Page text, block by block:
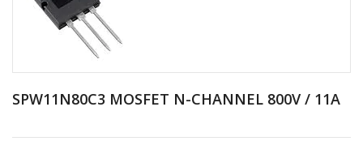
SPW11N80C3 MOSFET N-CHANNEL 800V / 11A